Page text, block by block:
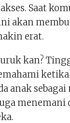
Saat
akan
erat.
kan?
anak
menemani